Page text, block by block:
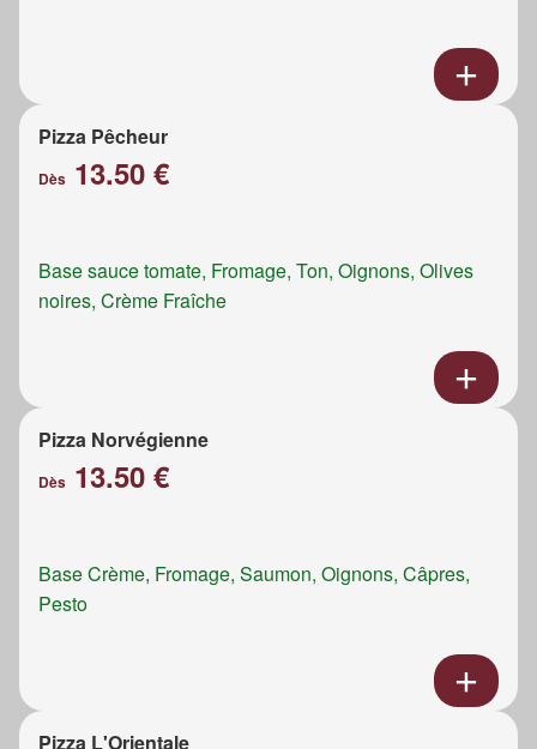
Pizza Pêcheur
Dès 13.50 €
Base sauce tomate, Fromage, Ton, Oignons, Olives
noires, Crème Fraîche
Pizza Norvégienne
Dès 13.50 €
Base Crème, Fromage, Saumon, Oignons, Câpres,
Pesto
Pizza L'Orientale